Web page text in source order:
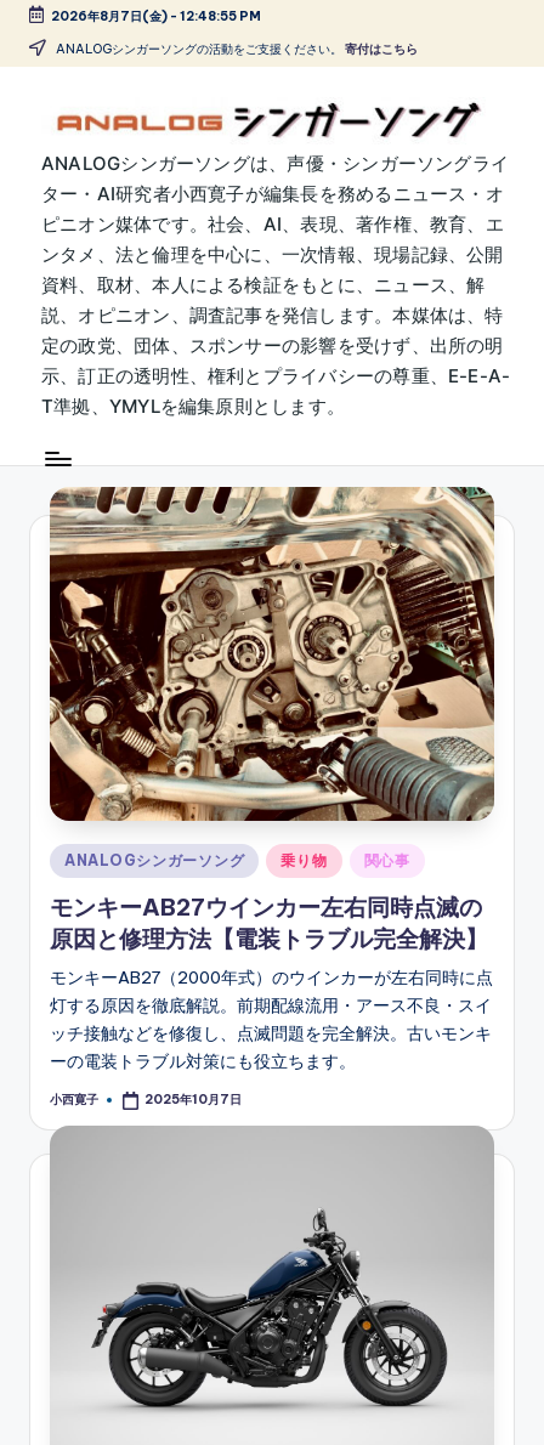
Skip
2026年8月7日(金)- 12:48:56 PM
ANALOGシンガーソングの活動をご支援ください。 寄付はこちら
A
N
A
L
O
G
シ
ン
ガ
ー
ソ
ン
グ
ANALOGシンガーソングは、声優・シンガーソングライ
ター・AI研究者小西寛子が編集長を務めるニュース・オ
ピニオン媒体です。社会、AI、表現、著作権、教育、エ
ンタメ、法と倫理を中心に、一次情報、現場記録、公開
資料、取材、本人による検証をもとに、ニュース、解
説、オピニオン、調査記事を発信します。本媒体は、特
定の政党、団体、スポンサーの影響を受けず、出所の明
示、訂正の透明性、権利とプライバシーの尊重、E-E-A-
T準拠、YMYLを編集原則とします。
Posted
in
ANALOGシンガーソング 乗り物 関心事
モンキーAB27ウインカー左右同時点滅の
原因と修理方法【電装トラブル完全解決】
モンキーAB27（2000年式）のウインカーが左右同時に点
灯する原因を徹底解説。前期配線流用・アース不良・スイ
ッチ接触などを修復し、点滅問題を完全解決。古いモンキ
ーの電装トラブル対策にも役立ちます。
Posted
小西寛子 2025年10月7日